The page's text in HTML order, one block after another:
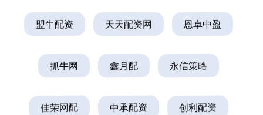
盟牛配资 天天配资网 恩卓中盈
抓牛网 鑫月配 永信策略
佳荣网配 中承配资 创利配资